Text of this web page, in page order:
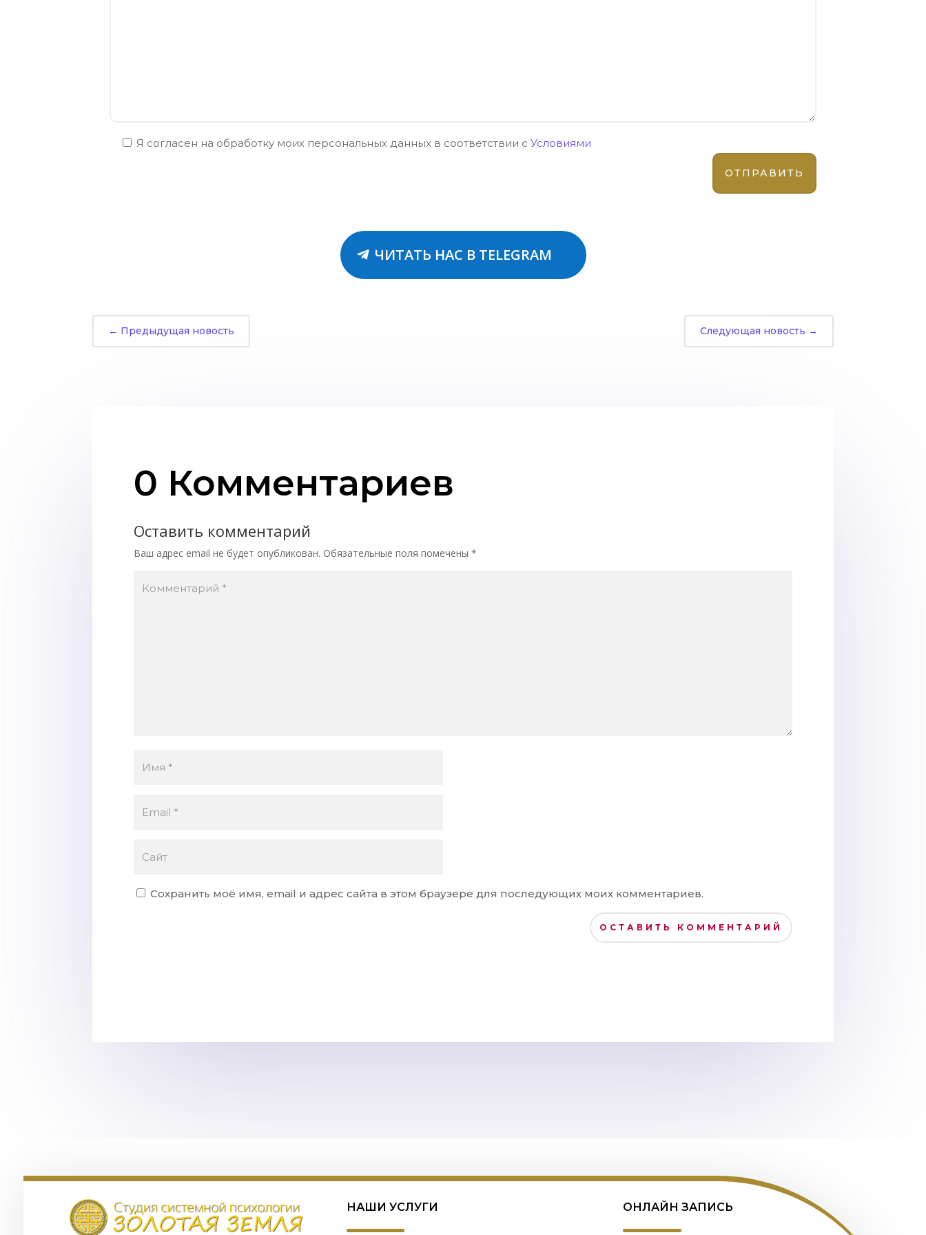
Я согласен на обработку моих персональных данных в соответствии сУсловиями
ЧИТАТЬ НАС В TELEGRAM
← Предыдущая новость Следующая новость →
0 Комментариев
Оставить комментарий
Ваш адрес email не будет опубликован. Обязательные поля помечены*
Сохранить моё имя, email и адрес сайта в этом браузере для последующих моих комментариев.
ОСТАВИТЬ КОММЕНТАРИЙ
НАШИ УСЛУГИ ОНЛАЙН ЗАПИСЬ